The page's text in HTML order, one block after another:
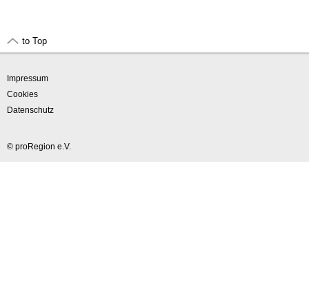
to Top
Impressum
Cookies
Datenschutz
© proRegion e.V.